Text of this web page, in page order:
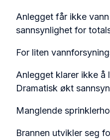
Anlegget får ikke
sannsynlighet for
For liten
Anlegget klarer ikke å
Dramatisk økt
Manglende
Brannen utvikler seg